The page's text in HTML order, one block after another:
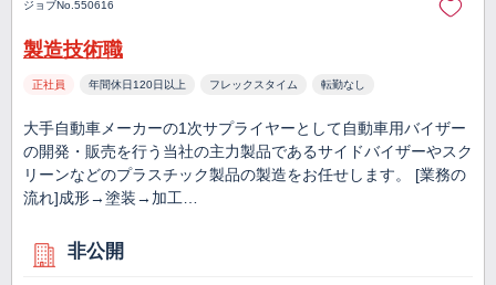
ジョブNo.550616
製造技術職
正社員 年間休日120日以上 フレックスタイム 転勤なし
大手自動車メーカーの1次サプライヤーとして自動車用バイザー
の開発・販売を行う当社の主力製品であるサイドバイザーやスク
リーンなどのプラスチック製品の製造をお任せします。 [業務の
流れ]成形→塗装→加工…
非公開